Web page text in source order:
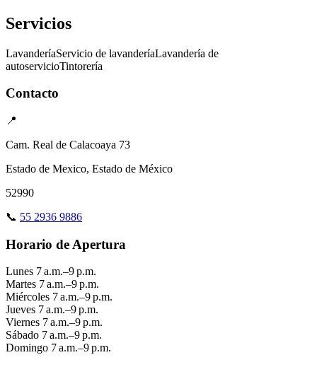
Servicios
LavanderíaServicio de lavanderíaLavandería de
autoservicioTintorería
Contacto
📍
Cam. Real de Calacoaya 73
Estado de Mexico, Estado de México
52990
📞 55 2936 9886
Horario de Apertura
Lunes 7 a.m.–9 p.m.
Martes 7 a.m.–9 p.m.
Miércoles 7 a.m.–9 p.m.
Jueves 7 a.m.–9 p.m.
Viernes 7 a.m.–9 p.m.
Sábado 7 a.m.–9 p.m.
Domingo 7 a.m.–9 p.m.